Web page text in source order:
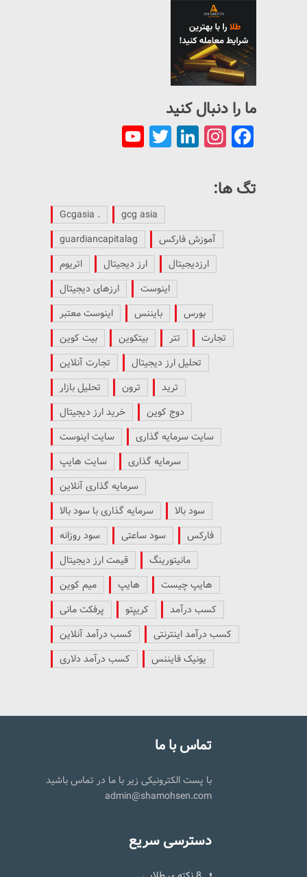
ما را دنبال کنید
Facebook
Instagram
LinkedIn
Twitter
YouTube
Channel
تگ ها:
. Gcgasia
gcg asia
guardiancapitalag
آموزش فارکس
اتریوم
ارز دیجیتال
ارزدیجیتال
ارزهای دیجیتال
اینوست
اینوست معتبر
بایننس
بورس
بیت کوین
بیتکوین تتر
تجارت
تجارت آنلاین
تحلیل ارز دیجیتال
تحلیل بازار
ترون
ترید
خرید ارز دیجیتال
دوج کوین
سایت اینوست
سایت سرمایه گذاری
سایت هایپ
سرمایه گذاری
سرمایه گذاری آنلاین
سرمایه گذاری با سود بالا
سود بالا
سود روزانه
سود ساعتی
فارکس
قیمت ارز دیجیتال
مانیتورینگ
میم کوین
هایپ
هایپ چیست
پرفکت مانی
کریپتو
کسب درآمد
کسب درآمد آنلاین
کسب درآمد اینترنتی
کسب درآمد دلاری
یونیک فایننس
تماس با ما
با پست الکترونیکی زیر با ما در تماس باشید
admin@shamohsen.com
دسترسی سریع